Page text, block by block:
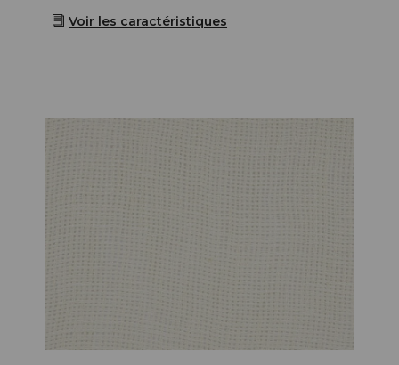
Voir les caractéristiques